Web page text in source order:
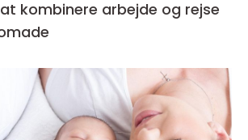
kombinere arbejde og rejse